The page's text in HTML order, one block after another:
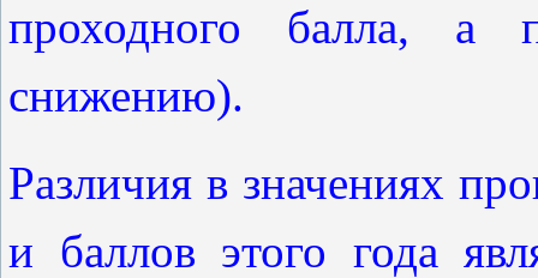
проходного балла,
снижению).
Различия в значениях
и баллов этого года